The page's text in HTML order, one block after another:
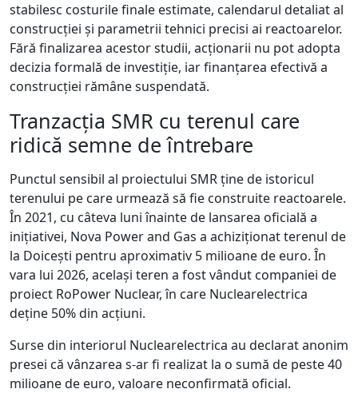
stabilesc costurile finale estimate, calendarul detaliat al
construcției și parametrii tehnici precisi ai reactoarelor.
Fără finalizarea acestor studii, acționarii nu pot adopta
decizia formală de investiție, iar finanțarea efectivă a
construcției rămâne suspendată.
Tranzacția SMR cu terenul care
ridică semne de întrebare
Punctul sensibil al proiectului SMR ține de istoricul
terenului pe care urmează să fie construite reactoarele.
În 2021, cu câteva luni înainte de lansarea oficială a
inițiativei, Nova Power and Gas a achiziționat terenul de
la Doicești pentru aproximativ 5 milioane de euro. În
vara lui 2026, același teren a fost vândut companiei de
proiect RoPower Nuclear, în care Nuclearelectrica
deține 50% din acțiuni.
Surse din interiorul Nuclearelectrica au declarat anonim
presei că vânzarea s-ar fi realizat la o sumă de peste 40
milioane de euro, valoare neconfirmată oficial.